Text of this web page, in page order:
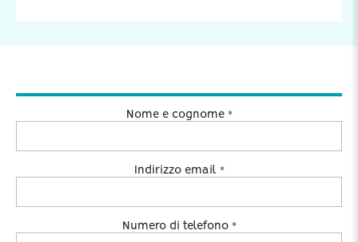
Nome e cognome *
Indirizzo email *
Numero di telefono *